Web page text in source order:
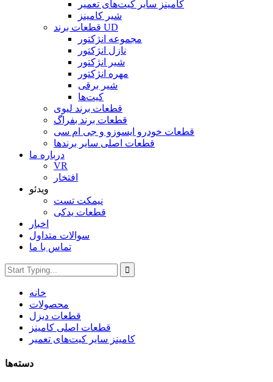
کامینز سایر کیت‌های تعمیر
شیر کامینز
قطعات برند UD
مجموعه انژکتور
نازل انژکتور
شیر انژکتور
مهره انژکتور
شیر برقی
کیت‌ها
قطعات برند لیوی
قطعات برند بفراگ
قطعات خودرو ایسوزو و جی ام سی
قطعات اصلی سایر برندها
درباره ما
VR
افتخار
ویدئو
نیمکت تست
قطعات یدکی
اخبار
سوالات متداول
تماس با ما
خانه
محصولات
قطعات دیزل
قطعات اصلی کامینز
کامینز سایر کیت‌های تعمیر
دسته‌ها